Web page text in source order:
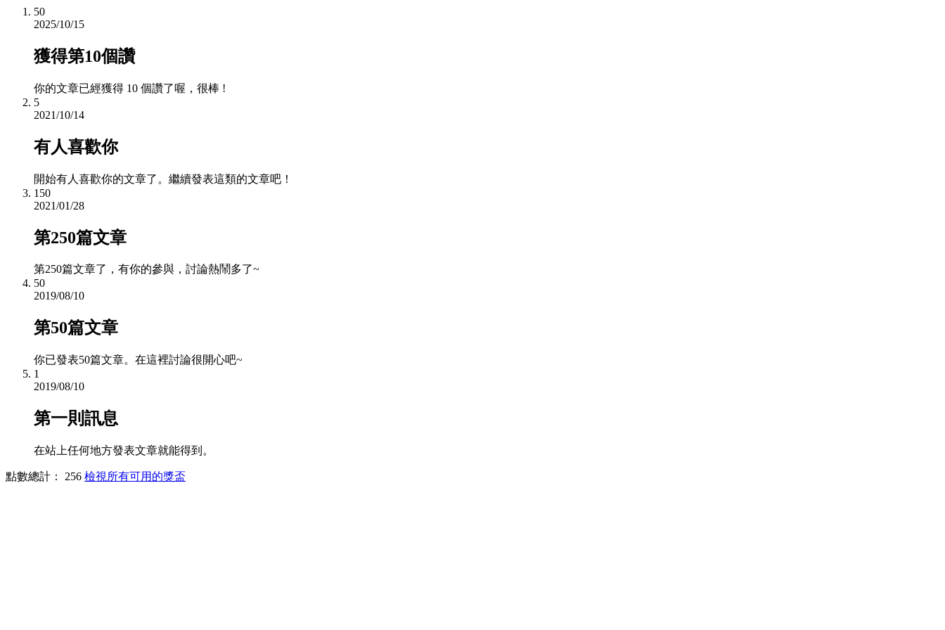
50
2025/10/15
獲得第10個讚
你的文章已經獲得 10 個讚了喔，很棒 !
5
2021/10/14
有人喜歡你
開始有人喜歡你的文章了。繼續發表這類的文章吧！
150
2021/01/28
第250篇文章
第250篇文章了，有你的參與，討論熱鬧多了~
50
2019/08/10
第50篇文章
你已發表50篇文章。在這裡討論很開心吧~
1
2019/08/10
第一則訊息
在站上任何地方發表文章就能得到。
點數總計： 256 檢視所有可用的獎盃